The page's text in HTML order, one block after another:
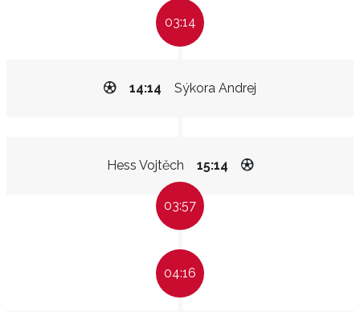
03:14
Sýkora Andrej
14:14
Hess Vojtěch 15:14
03:57
04:16